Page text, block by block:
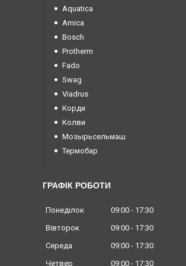
Aquatica
Amica
Bosch
Protherm
Fado
Swag
Viadrus
Корди
Колви
Мозырьсельмаш
Термобар
ГРАФІК РОБОТИ
Понеділок 09:00
17:30
Вівторок
09:00
17:30
Середа
09:00
17:30
Четвер
09:00 17:30